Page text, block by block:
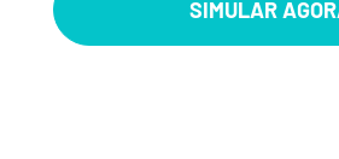
SIMULAR